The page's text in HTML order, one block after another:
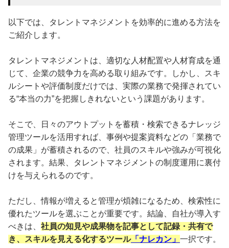
以下では、タレントマネジメントを効率的に進める方法を
ご紹介します。
タレントマネジメントは、適切な人材配置や人材育成を通
じて、企業の競争力を高める取り組みです。しかし、スキ
ルシートや評価制度だけでは、実際の業務で発揮されてい
る“本当の力”を把握しきれないという課題があります。
そこで、日々のアウトプットを蓄積・検索できるナレッジ
管理ツールを活用すれば、事例や提案資料などの「業務で
の成果」が蓄積されるので、社員のスキルや強みが可視化
されます。結果、タレントマネジメントの制度運用に裏付
けを与えられるのです。
ただし、情報が増えると管理が煩雑になるため、検索性に
優れたツールを選ぶことが重要です。結論、自社が導入す
べきは、 社員の知見や成果物を記事として記録・共有で
き、スキルを見える化するツール「ナレカン」 一択です。